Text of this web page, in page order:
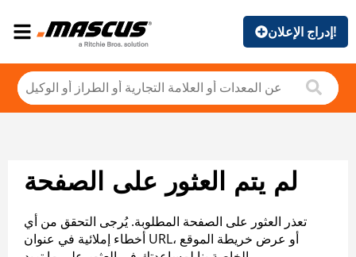
إدراج الإعلان!
لم يتم العثور على الصفحة
تعذر العثور على الصفحة المطلوبة. يُرجى التحقق من أي
أخطاء إملائية في عنوان URL، أو عرض خريطة الموقع